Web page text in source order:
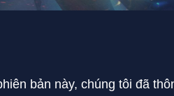
bản này, chúng tôi đã